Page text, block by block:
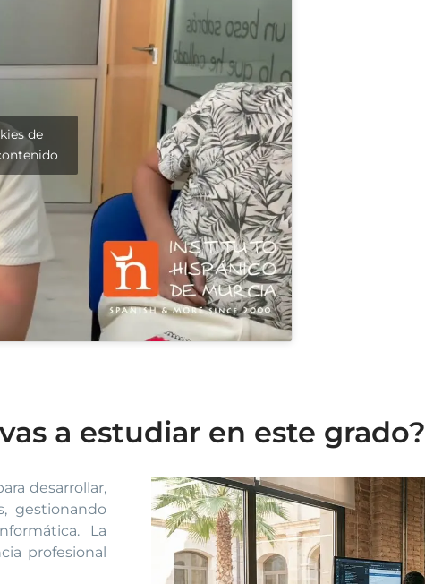
de
a estudiar en este grado?
desarrollar,
gestionando
La
profesional